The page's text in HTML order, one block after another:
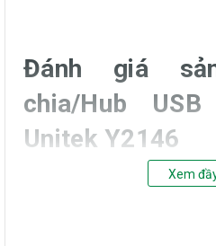
Đánh giá
chia/Hub
Unitek Y2146
Xem